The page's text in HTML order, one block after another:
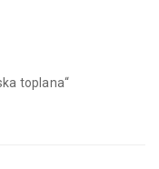
toplana“